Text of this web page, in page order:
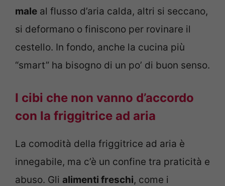
male al flusso d’aria calda, altri si seccano,
si deformano o finiscono per rovinare il
cestello. In fondo, anche la cucina più
“smart” ha bisogno di un po’ di buon senso.
I cibi che non vanno d’accordo
con la friggitrice ad aria
La comodità della friggitrice ad aria è
innegabile, ma c’è un confine tra praticità e
abuso. Gli alimenti freschi, come i